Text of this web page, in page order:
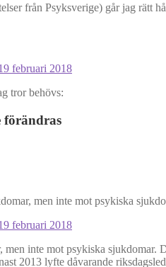
från Psyksverige) går jag
februari 2018
tror behövs:
förändras
men inte mot psykiska
februari 2018
inte mot psykiska sjukdomar.
2013 lyfte dåvarande